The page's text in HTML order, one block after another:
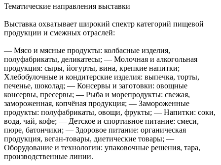
Тематические направления выставки
Выставка охватывает широкий спектр категорий пищевой
продукции и смежных отраслей:
— Мясо и мясные продукты: колбасные изделия,
полуфабрикаты, деликатесы; — Молочная и алкогольная
продукция: сыры, йогурты, вина, крепкие напитки; —
Хлебобулочные и кондитерские изделия: выпечка, торты,
печенье, шоколад; — Консервы и заготовки: овощные
консервы, пресервы; — Рыба и морепродукты: свежая,
замороженная, копчёная продукция; — Замороженные
продукты: полуфабрикаты, овощи, фрукты; — Напитки: соки,
вода, чай, кофе; — Детское и спортивное питание: смеси,
пюре, батончики; — Здоровое питание: органическая
продукция, веган-товары, диетические товары; —
Оборудование и технологии: упаковочные решения, тара,
производственные линии.